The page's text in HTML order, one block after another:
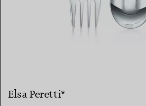
Elsa Peretti®